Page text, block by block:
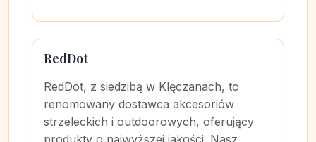
RedDot
RedDot, z siedzibą w Klęczanach, to
renomowany dostawca akcesoriów
strzeleckich i outdoorowych, oferujący
produkty o najwyższej jakości. Nasz